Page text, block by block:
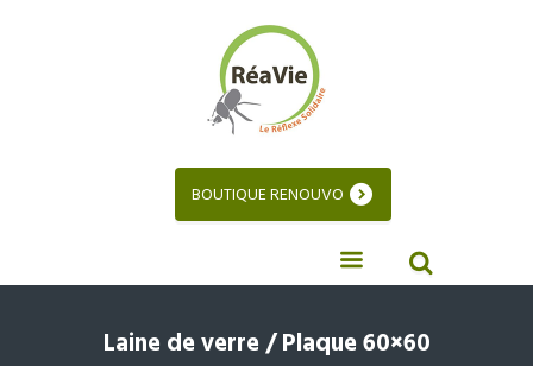
BOUTIQUE RENOUVO
Laine de verre / Plaque 60×60